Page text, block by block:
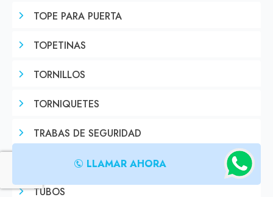
TOPE PARA PUERTA
TOPETINAS
TORNILLOS
TORNIQUETES
TRABAS DE SEGURIDAD
TRAMPERAS
TUBOS
LLAMAR AHORA